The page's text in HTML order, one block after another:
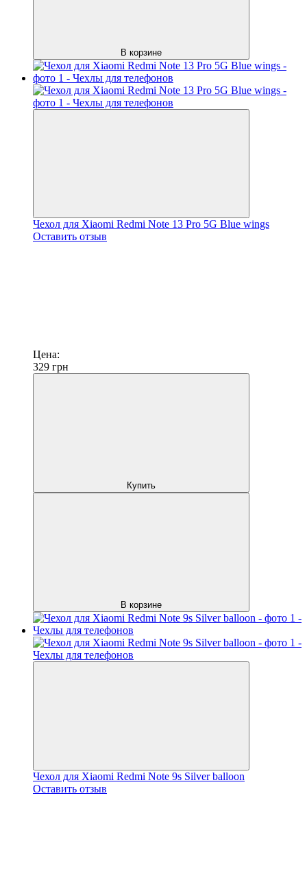
В корзине
Чехол для Xiaomi Redmi Note 13 Pro 5G Blue wings
Оставить отзыв
Цена:
329 грн
Купить
В корзине
Чехол для Xiaomi Redmi Note 9s Silver balloon
Оставить отзыв